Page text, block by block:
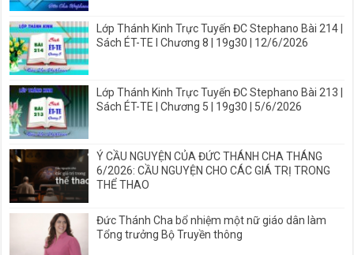
Lớp Thánh Kinh Trực Tuyến ĐC Stephano Bài 214 |
Sách ÉT-TE I Chương 8 | 19g30 | 12/6/2026
Lớp Thánh Kinh Trực Tuyến ĐC Stephano Bài 213 |
Sách ÉT-TE | Chương 5 | 19g30 | 5/6/2026
Ý CẦU NGUYỆN CỦA ĐỨC THÁNH CHA THÁNG
6/2026: CẦU NGUYỆN CHO CÁC GIÁ TRỊ TRONG
THỂ THAO
Đức Thánh Cha bổ nhiệm một nữ giáo dân làm
Tổng trưởng Bộ Truyền thông